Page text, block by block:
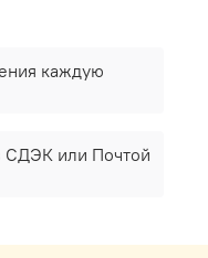
каждую
СДЭК или Почтой